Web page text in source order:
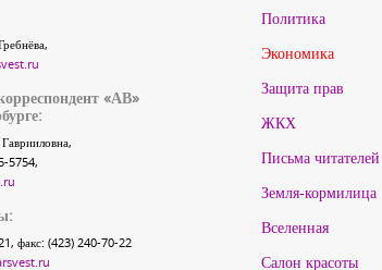
«АВ»
5754,
факс: (423) 240-70-22
Политика
Экономика
Защита прав
ЖКХ
Письма читателей
Земля-кормилица
Вселенная
Салон красоты